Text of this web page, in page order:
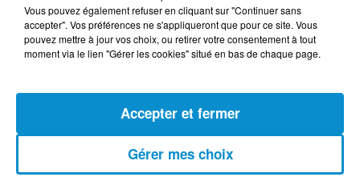
23 juillet 2026
Les Zinformés - 23/07/26
Vous pouvez également refuser en cliquant sur "Continuer sans
accepter". Vos préférences ne s'appliqueront que pour ce site. Vous
pouvez mettre à jour vos choix, ou retirer votre consentement à tout
moment via le lien "Gérer les cookies" situé en bas de chaque page.
Gérer mes choix
Accepter et fermer